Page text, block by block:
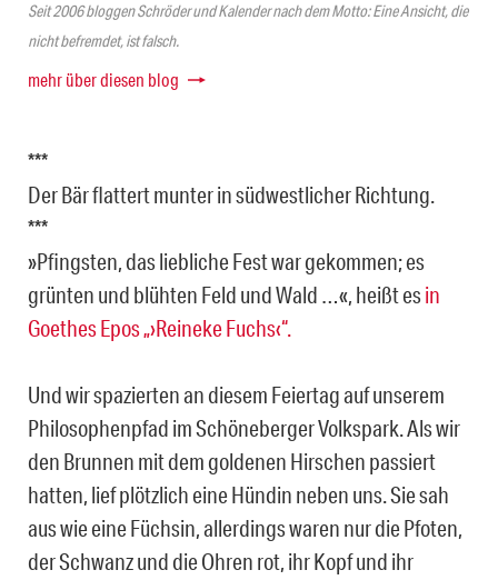
Seit 2006 bloggen Schröder und Kalender nach dem Motto: Eine Ansicht, die
nicht befremdet, ist falsch.
mehr über diesen blog
***
Der Bär flattert munter in südwestlicher Richtung.
***
»Pfingsten, das liebliche Fest war gekommen; es
grünten und blühten Feld und Wald …«, heißt esin
Goethes Epos „›Reineke Fuchs‹“.
Und wir spazierten an diesem Feiertag auf unserem
Philosophenpfad im Schöneberger Volkspark. Als wir
den Brunnen mit dem goldenen Hirschen passiert
hatten, lief plötzlich eine Hündin neben uns. Sie sah
aus wie eine Füchsin, allerdings waren nur die Pfoten,
der Schwanz und die Ohren rot, ihr Kopf und ihr